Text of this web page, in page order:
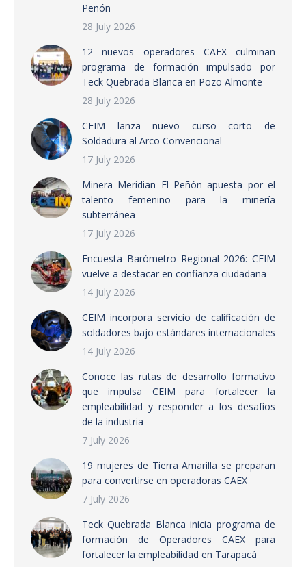
Peñón
28 July 2026
12 nuevos operadores CAEX culminan
programa de formación impulsado por
Teck Quebrada Blanca en Pozo Almonte
28 July 2026
CEIM lanza nuevo curso corto de
Soldadura al Arco Convencional
17 July 2026
Minera Meridian El Peñón apuesta por el
talento femenino para la minería
subterránea
17 July 2026
Encuesta Barómetro Regional 2026: CEIM
vuelve a destacar en confianza ciudadana
14 July 2026
CEIM incorpora servicio de calificación de
soldadores bajo estándares internacionales
14 July 2026
Conoce las rutas de desarrollo formativo
que impulsa CEIM para fortalecer la
empleabilidad y responder a los desafíos
de la industria
7 July 2026
19 mujeres de Tierra Amarilla se preparan
para convertirse en operadoras CAEX
7 July 2026
Teck Quebrada Blanca inicia programa de
formación de Operadores CAEX para
fortalecer la empleabilidad en Tarapacá